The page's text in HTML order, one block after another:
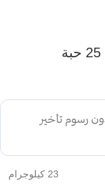
23 كيلوجرام